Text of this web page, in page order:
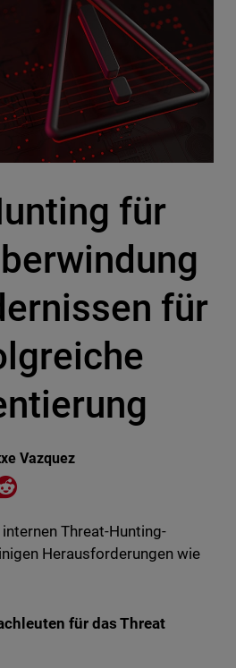
für
für
Vazquez
on X
Share on Reddit
Threat-Hunting-
Herausforderungen wie
für das Threat